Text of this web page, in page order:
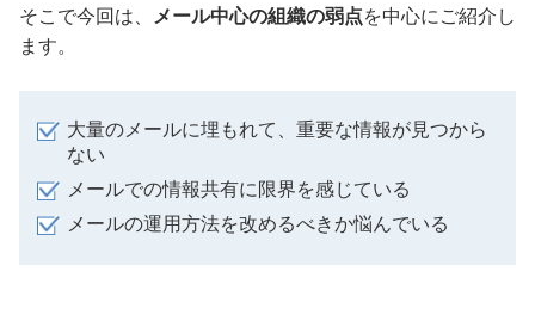
そこで今回は、 メール中心の組織の弱点を中心にご紹介し
ます。
大量のメールに埋もれて、重要な情報が見つから
ない
メールでの情報共有に限界を感じている
メールの運用方法を改めるべきか悩んでいる